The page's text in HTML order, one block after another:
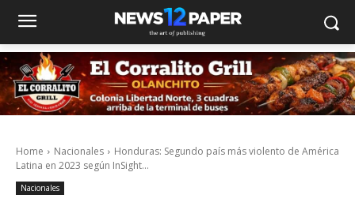
Home Nacionales
Honduras: Segundo país más violento de América
Latina en 2023 según InSight...
Nacionales